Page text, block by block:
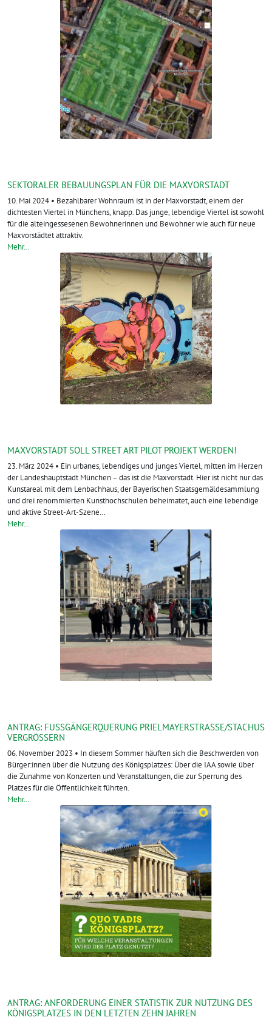
SEKTORALER BEBAUUNGSPLAN FÜR DIE MAXVORSTADT
10. Mai 2024 • Bezahlbarer Wohnraum ist in der Maxvorstadt, einem der
dichtesten Viertel in Münchens, knapp. Das junge, lebendige Viertel ist sowohl
für die alteingessesenen Bewohnerinnen und Bewohner wie auch für neue
Maxvorstädtet attraktiv.
Mehr…
MAXVORSTADT SOLL STREET ART PILOT PROJEKT WERDEN!
23. März 2024 • Ein urbanes, lebendiges und junges Viertel, mitten im Herzen
der Landeshauptstadt München – das ist die Maxvorstadt. Hier ist nicht nur das
Kunstareal mit dem Lenbachhaus, der Bayerischen Staatsgemäldesammlung
und drei renommierten Kunsthochschulen beheimatet, auch eine lebendige
und aktive Street-Art-Szene…
Mehr…
ANTRAG: FUSSGÄNGERQUERUNG PRIELMAYERSTRASSE/STACHUS VE
RGRÖSSERN
06. November 2023 • In diesem Sommer häuften sich die Beschwerden von
Bürger:innen über die Nutzung des Königsplatzes: Über die IAA sowie über
die Zunahme von Konzerten und Veranstaltungen, die zur Sperrung des
Platzes für die Öffentlichkeit führten.
Mehr…
ANTRAG: ANFORDERUNG EINER STATISTIK ZUR NUTZUNG DES
KÖNIGSPLATZES IN DEN LETZTEN ZEHN JAHREN